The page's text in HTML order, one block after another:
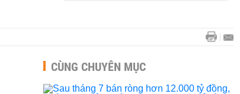
CÙNG CHUYÊN MỤC